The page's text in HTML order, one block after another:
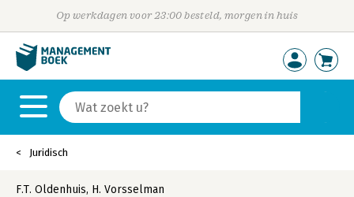
Op werkdagen voor 23:00 besteld, morgen in huis
Juridisch
F.T. Oldenhuis, H. Vorsselman